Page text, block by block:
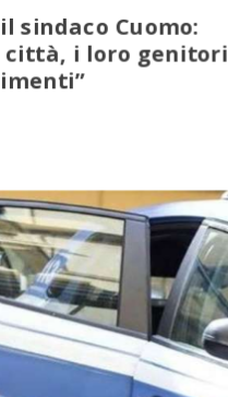
sindaco Cuomo:
città, i loro genitori